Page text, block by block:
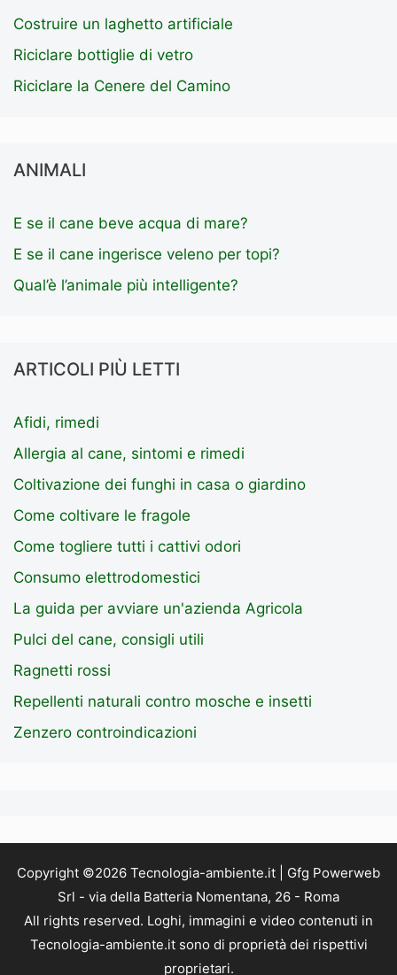
Costruire un laghetto artificiale
Riciclare bottiglie di vetro
Riciclare la Cenere del Camino
ANIMALI
E se il cane beve acqua di mare?
E se il cane ingerisce veleno per topi?
Qual’è l’animale più intelligente?
ARTICOLI PIÙ LETTI
Afidi, rimedi
Allergia al cane, sintomi e rimedi
Coltivazione dei funghi in casa o giardino
Come coltivare le fragole
Come togliere tutti i cattivi odori
Consumo elettrodomestici
La guida per avviare un'azienda Agricola
Pulci del cane, consigli utili
Ragnetti rossi
Repellenti naturali contro mosche e insetti
Zenzero controindicazioni
Copyright ©2026 Tecnologia-ambiente.it | Gfg Powerweb
Srl - via della Batteria Nomentana, 26 - Roma
All rights reserved. Loghi, immagini e video contenuti in
Tecnologia-ambiente.it sono di proprietà dei rispettivi
proprietari.